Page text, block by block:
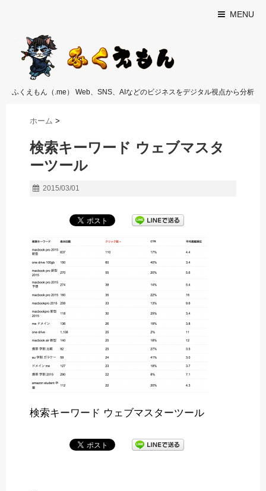
MENU
ふくえもん（.me） Web、SNS、AIなどのビジネスをデジタル視点から分析
ホーム >
検索キーワード ウェブマスタ
ーツール
2015/03/01
検索キーワード ウェブマスターツール